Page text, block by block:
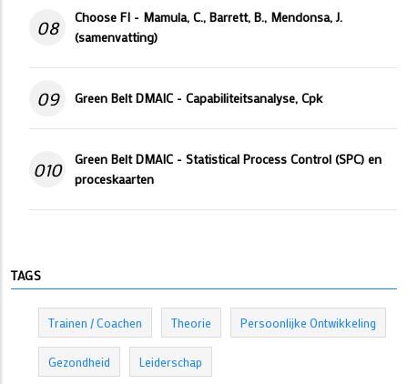
08
Choose FI - Mamula, C., Barrett, B., Mendonsa, J.
(samenvatting)
09 Green Belt DMAIC - Capabiliteitsanalyse, Cpk
010
Green Belt DMAIC - Statistical Process Control (SPC) en
proceskaarten
TAGS
Trainen / Coachen Theorie Persoonlijke Ontwikkeling
Gezondheid Leiderschap